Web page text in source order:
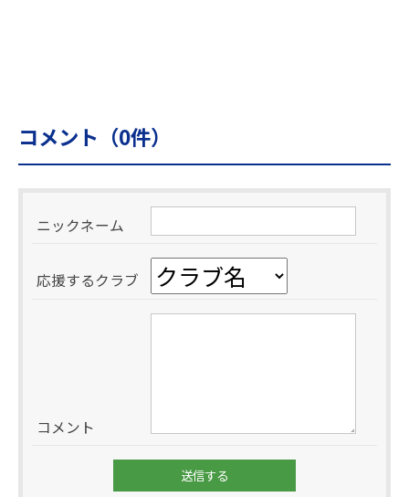
コメント（0件）
ニックネーム
応援するクラブ
コメント